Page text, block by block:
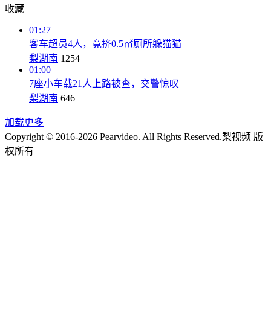
收藏
01:27
客车超员4人，竟挤0.5㎡厕所躲猫猫
梨湖南 1254
01:00
7座小车载21人上路被查，交警惊叹
梨湖南 646
加载更多
Copyright © 2016-2026 Pearvideo. All Rights Reserved.梨视频 版
权所有